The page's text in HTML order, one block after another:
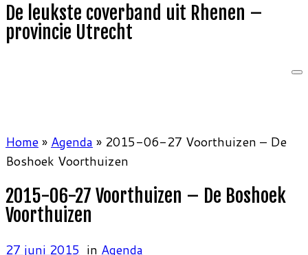
De leukste coverband uit Rhenen –
provincie Utrecht
Home» Agenda » 2015-06-27 Voorthuizen – De
Boshoek Voorthuizen
2015-06-27 Voorthuizen – De Boshoek
Voorthuizen
27 juni 2015 in Agenda